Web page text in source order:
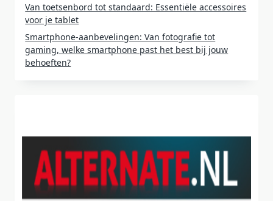
Van toetsenbord tot standaard: Essentiële accessoires
voor je tablet
Smartphone-aanbevelingen: Van fotografie tot
gaming, welke smartphone past het best bij jouw
behoeften?